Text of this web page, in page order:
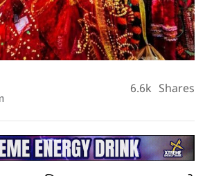
6.6k Shares